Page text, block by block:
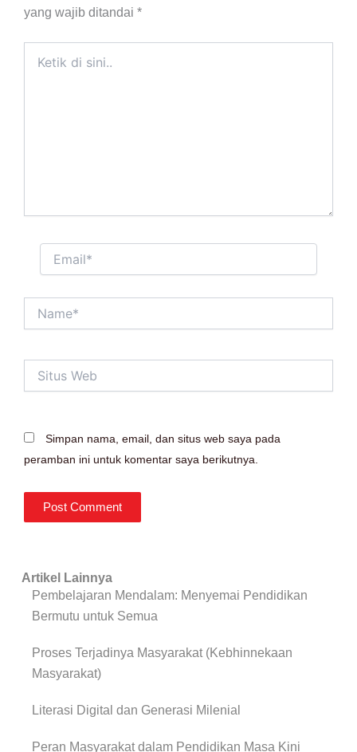
yang wajib ditandai *
Web
Simpan nama, email, dan situs web saya pada
peramban ini untuk komentar saya berikutnya.
Artikel Lainnya
Pembelajaran Mendalam: Menyemai Pendidikan
Bermutu untuk Semua
Proses Terjadinya Masyarakat (Kebhinnekaan
Masyarakat)
Literasi Digital dan Generasi Milenial
Peran Masyarakat dalam Pendidikan Masa Kini